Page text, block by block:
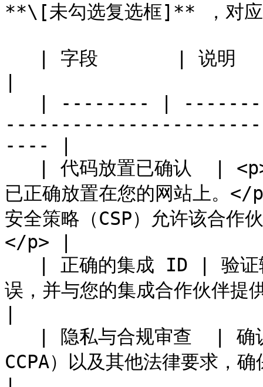
**\[未勾选复选框]** ，对应
---- |
已正确放置在您的网站上。</
安全策略（CSP）允许该合作
</p> |
误，并与您的集成合作伙伴
CCPA）以及其他法律要求，